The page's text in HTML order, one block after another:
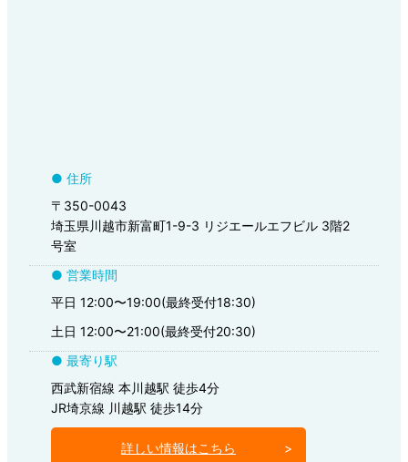
● 住所
〒350-0043
埼玉県川越市新富町1-9-3 リジエールエフビル 3階2
号室
● 営業時間
平日 12:00〜19:00(最終受付18:30)
土日 12:00〜21:00(最終受付20:30)
● 最寄り駅
西武新宿線 本川越駅 徒歩4分
JR埼京線 川越駅 徒歩14分
詳しい情報はこちら